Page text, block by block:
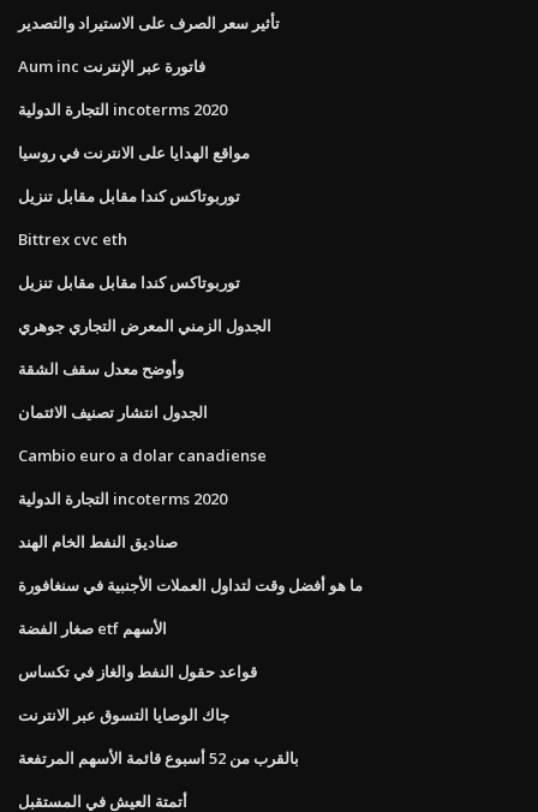
تأثير سعر الصرف على الاستيراد والتصدير
Aum inc فاتورة عبر الإنترنت
التجارة الدولية incoterms 2020
مواقع الهدايا على الانترنت في روسيا
توربوتاكس كندا مقابل مقابل تنزيل
Bittrex cvc eth
توربوتاكس كندا مقابل مقابل تنزيل
الجدول الزمني المعرض التجاري جوهري
وأوضح معدل سقف الشقة
الجدول انتشار تصنيف الائتمان
Cambio euro a dolar canadiense
التجارة الدولية incoterms 2020
صناديق النفط الخام الهند
ما هو أفضل وقت لتداول العملات الأجنبية في سنغافورة
صغار الفضة etf الأسهم
قواعد حقول النفط والغاز في تكساس
جاك الوصايا التسوق عبر الانترنت
بالقرب من 52 أسبوع قائمة الأسهم المرتفعة
أتمتة العيش في المستقبل